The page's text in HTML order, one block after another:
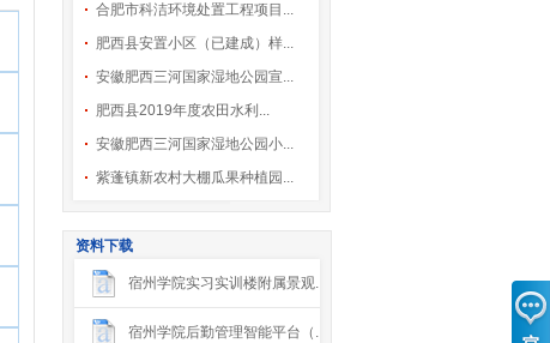
合肥市科洁环境处置工程项目...
肥西县安置小区（已建成）样...
安徽肥西三河国家湿地公园宣...
肥西县2019年度农田水利...
安徽肥西三河国家湿地公园小...
紫蓬镇新农村大棚瓜果种植园...
资料下载
宿州学院实习实训楼附属景观...
宿州学院后勤管理智能平台（...